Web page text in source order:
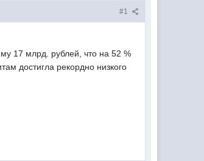
#1
17 млрд. рублей, что на 52 %
достигла рекордно низкого